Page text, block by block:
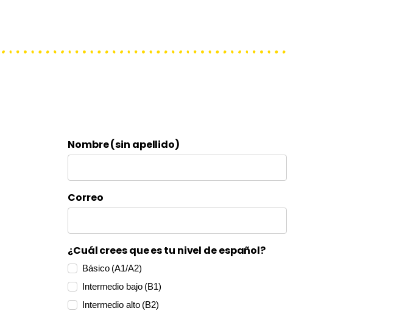
Nombre (sin apellido)
Correo
¿Cuál crees que es tu nivel de español?
Básico (A1/A2)
Intermedio bajo (B1)
Intermedio alto (B2)